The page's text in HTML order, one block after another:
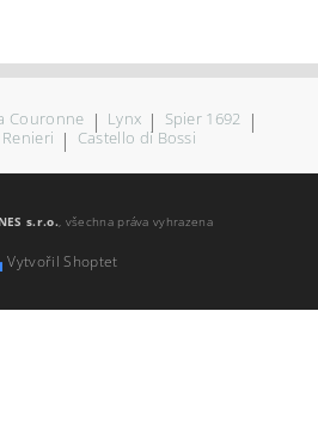
Couronne | Lynx | Spier 1692 |
Renieri | Castello di Bossi
s.r.o., všechna práva vyhrazena
Vytvořil Shoptet